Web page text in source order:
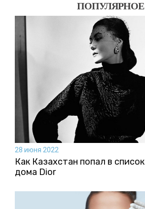
ПОПУЛЯРНОЕ
28 июня 2022
Как Казахстан попал в
дома Dior